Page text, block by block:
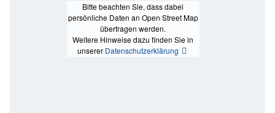
Bitte beachten Sie, dass dabei
persönliche Daten an Open Street Map
übertragen werden.
Weitere Hinweise dazu finden Sie in
unserer Datenschutzerklärung